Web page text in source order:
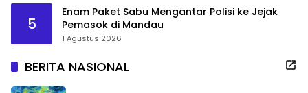
5
Enam Paket Sabu Mengantar Polisi ke Jejak
Pemasok di Mandau
1 Agustus 2026
BERITA NASIONAL